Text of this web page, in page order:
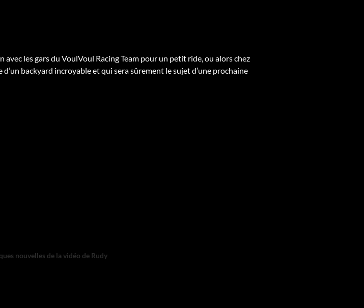
les gars du VoulVoul Racing Team pour un petit ride, ou alors chez
backyard incroyable et qui sera sûrement le sujet d’une prochaine
nouvelles de la vidéo de Rudy